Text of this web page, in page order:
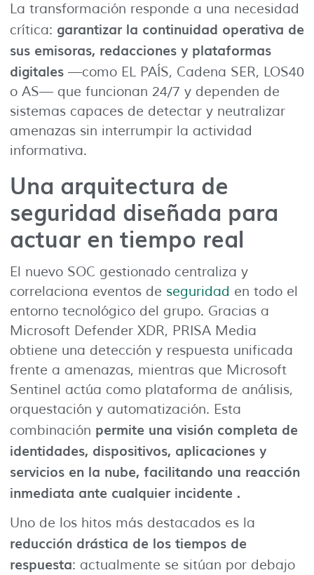
La transformación responde a una necesidad
crítica: garantizar la continuidad operativa de
sus emisoras, redacciones y plataformas
digitales —como EL PAÍS, Cadena SER, LOS40
o AS— que funcionan 24/7 y dependen de
sistemas capaces de detectar y neutralizar
amenazas sin interrumpir la actividad
informativa.
Una arquitectura de
seguridad diseñada para
actuar en tiempo real
El nuevo SOC gestionado centraliza y
correlaciona eventos de seguridad en todo el
entorno tecnológico del grupo. Gracias a
Microsoft Defender XDR, PRISA Media
obtiene una detección y respuesta unificada
frente a amenazas, mientras que Microsoft
Sentinel actúa como plataforma de análisis,
orquestación y automatización. Esta
combinación permite una visión completa de
identidades, dispositivos, aplicaciones y
servicios en la nube, facilitando una reacción
inmediata ante cualquier incidente .
Uno de los hitos más destacados es la
reducción drástica de los tiempos de
respuesta: actualmente se sitúan por debajo